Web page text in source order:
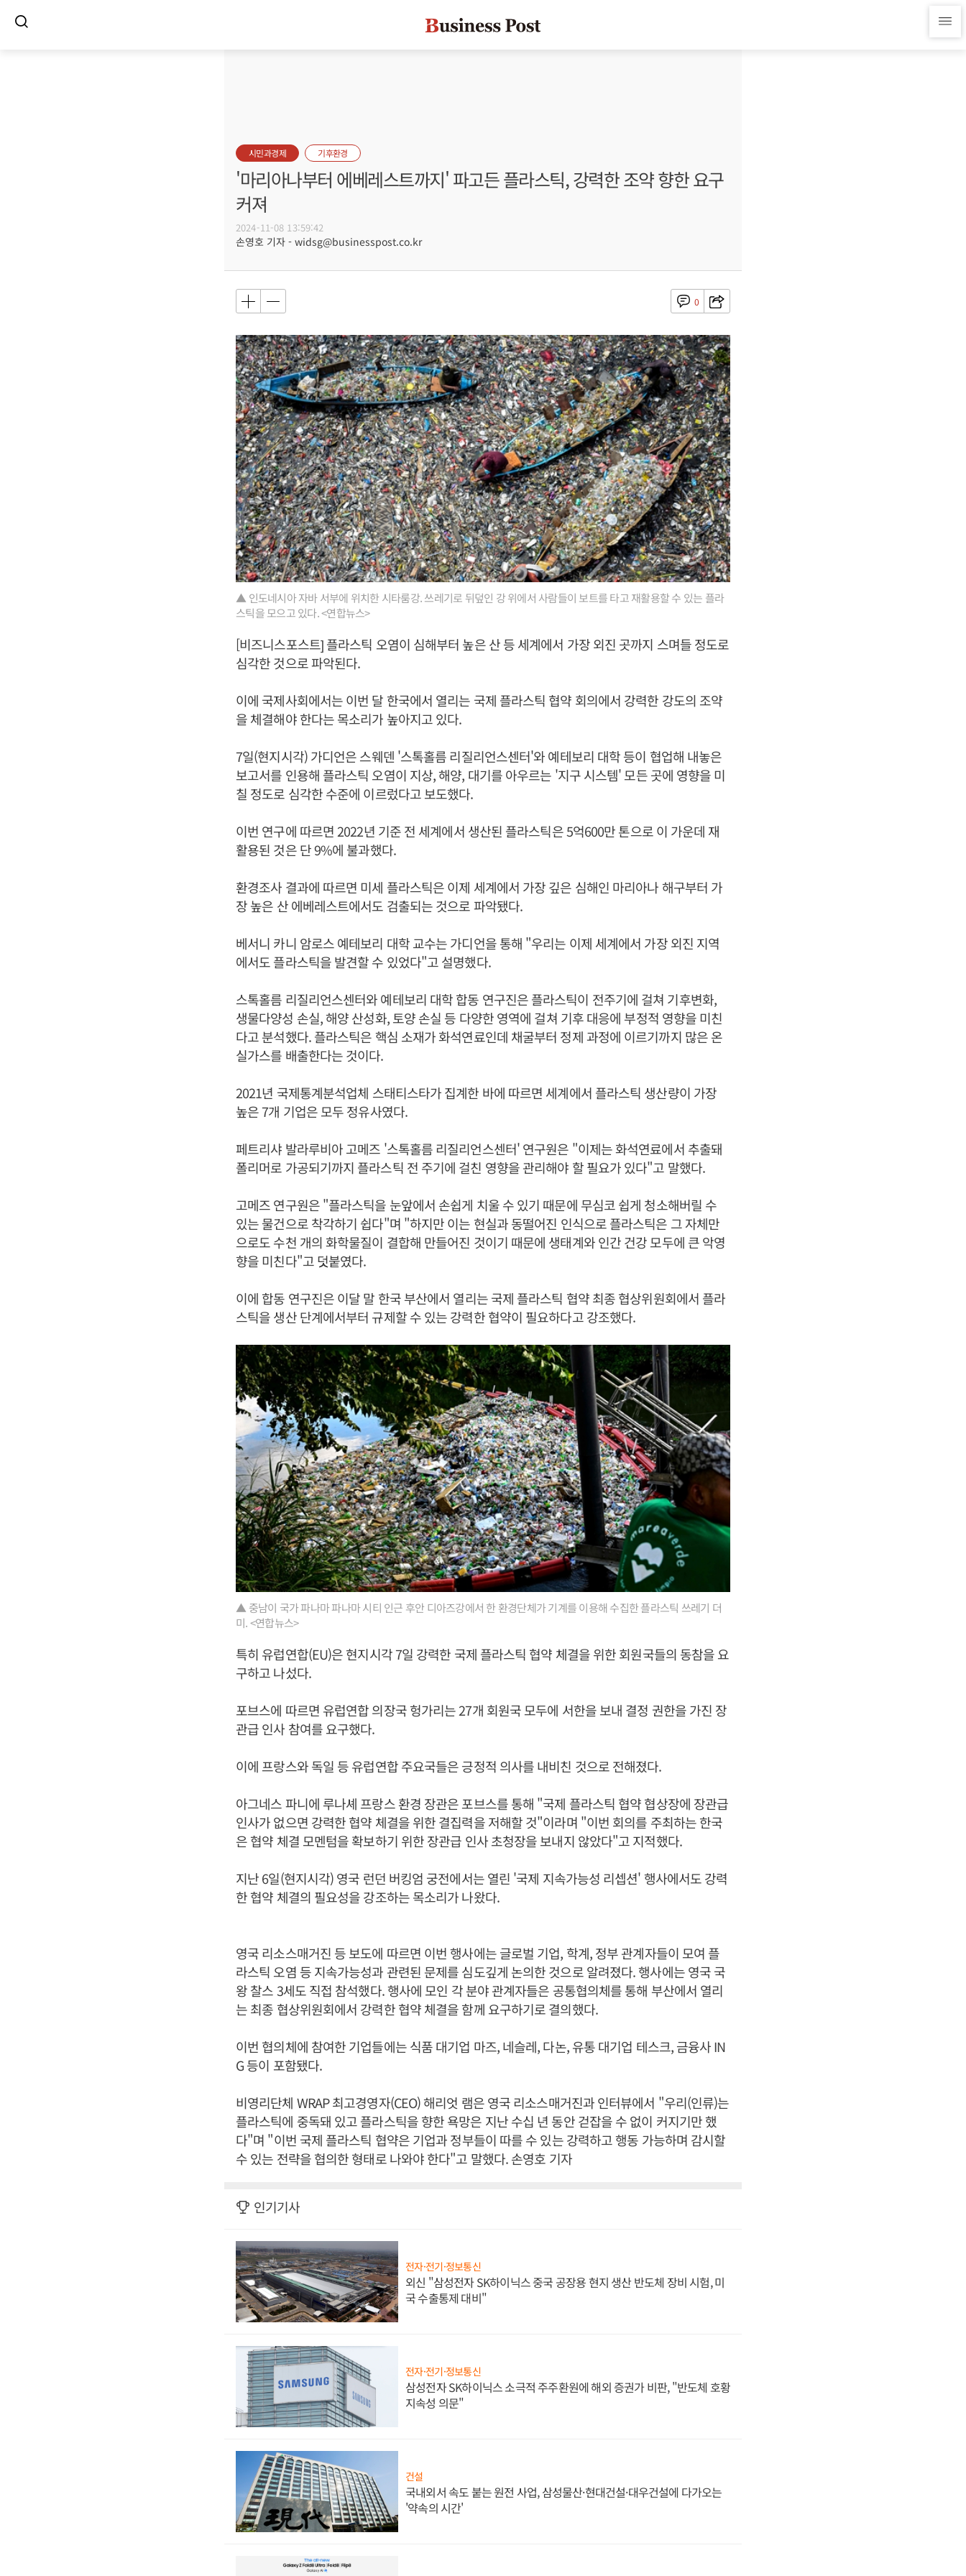
시민과경제 기후환경
'마리아나부터 에베레스트까지' 파고든 플라스틱, 강력한 조약 향한 요구
커져
2024-11-08 13:59:42
손영호 기자 - widsg@businesspost.co.kr
0
▲ 인도네시아 자바 서부에 위치한 시타룸강. 쓰레기로 뒤덮인 강 위에서 사람들이 보트를 타고 재활용할 수 있는 플라
스틱을 모으고 있다. <연합뉴스>
[비즈니스포스트] 플라스틱 오염이 심해부터 높은 산 등 세계에서 가장 외진 곳까지 스며들 정도로
심각한 것으로 파악된다.
이에 국제사회에서는 이번 달 한국에서 열리는 국제 플라스틱 협약 회의에서 강력한 강도의 조약
을 체결해야 한다는 목소리가 높아지고 있다.
7일(현지시각) 가디언은 스웨덴 '스톡홀름 리질리언스센터'와 예테보리 대학 등이 협업해 내놓은
보고서를 인용해 플라스틱 오염이 지상, 해양, 대기를 아우르는 '지구 시스템' 모든 곳에 영향을 미
칠 정도로 심각한 수준에 이르렀다고 보도했다.
이번 연구에 따르면 2022년 기준 전 세계에서 생산된 플라스틱은 5억600만 톤으로 이 가운데 재
활용된 것은 단 9%에 불과했다.
환경조사 결과에 따르면 미세 플라스틱은 이제 세계에서 가장 깊은 심해인 마리아나 해구부터 가
장 높은 산 에베레스트에서도 검출되는 것으로 파악됐다.
베서니 카니 암로스 예테보리 대학 교수는 가디언을 통해 "우리는 이제 세계에서 가장 외진 지역
에서도 플라스틱을 발견할 수 있었다"고 설명했다.
스톡홀름 리질리언스센터와 예테보리 대학 합동 연구진은 플라스틱이 전주기에 걸쳐 기후변화,
생물다양성 손실, 해양 산성화, 토양 손실 등 다양한 영역에 걸쳐 기후 대응에 부정적 영향을 미친
다고 분석했다. 플라스틱은 핵심 소재가 화석연료인데 채굴부터 정제 과정에 이르기까지 많은 온
실가스를 배출한다는 것이다.
2021년 국제통계분석업체 스태티스타가 집계한 바에 따르면 세계에서 플라스틱 생산량이 가장
높은 7개 기업은 모두 정유사였다.
페트리샤 발라루비아 고메즈 '스톡홀름 리질리언스센터' 연구원은 "이제는 화석연료에서 추출돼
폴리머로 가공되기까지 플라스틱 전 주기에 걸친 영향을 관리해야 할 필요가 있다"고 말했다.
고메즈 연구원은 "플라스틱을 눈앞에서 손쉽게 치울 수 있기 때문에 무심코 쉽게 청소해버릴 수
있는 물건으로 착각하기 쉽다"며 "하지만 이는 현실과 동떨어진 인식으로 플라스틱은 그 자체만
으로도 수천 개의 화학물질이 결합해 만들어진 것이기 때문에 생태계와 인간 건강 모두에 큰 악영
향을 미친다"고 덧붙였다.
이에 합동 연구진은 이달 말 한국 부산에서 열리는 국제 플라스틱 협약 최종 협상위원회에서 플라
스틱을 생산 단계에서부터 규제할 수 있는 강력한 협약이 필요하다고 강조했다.
▲ 중남이 국가 파나마 파나마 시티 인근 후안 디아즈강에서 한 환경단체가 기계를 이용해 수집한 플라스틱 쓰레기 더
미. <연합뉴스>
특히 유럽연합(EU)은 현지시각 7일 강력한 국제 플라스틱 협약 체결을 위한 회원국들의 동참을 요
구하고 나섰다.
포브스에 따르면 유럽연합 의장국 헝가리는 27개 회원국 모두에 서한을 보내 결정 권한을 가진 장
관급 인사 참여를 요구했다.
이에 프랑스와 독일 등 유럽연합 주요국들은 긍정적 의사를 내비친 것으로 전해졌다.
아그네스 파니에 루나셰 프랑스 환경 장관은 포브스를 통해 "국제 플라스틱 협약 협상장에 장관급
인사가 없으면 강력한 협약 체결을 위한 결집력을 저해할 것"이라며 "이번 회의를 주최하는 한국
은 협약 체결 모멘텀을 확보하기 위한 장관급 인사 초청장을 보내지 않았다"고 지적했다.
지난 6일(현지시각) 영국 런던 버킹엄 궁전에서는 열린 '국제 지속가능성 리셉션' 행사에서도 강력
한 협약 체결의 필요성을 강조하는 목소리가 나왔다.
영국 리소스매거진 등 보도에 따르면 이번 행사에는 글로벌 기업, 학계, 정부 관계자들이 모여 플
라스틱 오염 등 지속가능성과 관련된 문제를 심도깊게 논의한 것으로 알려졌다. 행사에는 영국 국
왕 찰스 3세도 직접 참석했다. 행사에 모인 각 분야 관계자들은 공통협의체를 통해 부산에서 열리
는 최종 협상위원회에서 강력한 협약 체결을 함께 요구하기로 결의했다.
이번 협의체에 참여한 기업들에는 식품 대기업 마즈, 네슬레, 다논, 유통 대기업 테스크, 금융사 IN
G 등이 포함됐다.
비영리단체 WRAP 최고경영자(CEO) 해리엇 램은 영국 리소스매거진과 인터뷰에서 "우리(인류)는
플라스틱에 중독돼 있고 플라스틱을 향한 욕망은 지난 수십 년 동안 걷잡을 수 없이 커지기만 했
다"며 "이번 국제 플라스틱 협약은 기업과 정부들이 따를 수 있는 강력하고 행동 가능하며 감시할
수 있는 전략을 협의한 형태로 나와야 한다"고 말했다. 손영호 기자
인기기사
전자·전기·정보통신
외신 "삼성전자 SK하이닉스 중국 공장용 현지 생산 반도체 장비 시험, 미
국 수출통제 대비"
전자·전기·정보통신
삼성전자 SK하이닉스 소극적 주주환원에 해외 증권가 비판, "반도체 호황
지속성 의문"
건설
국내외서 속도 붙는 원전 사업, 삼성물산·현대건설·대우건설에 다가오는
'약속의 시간'